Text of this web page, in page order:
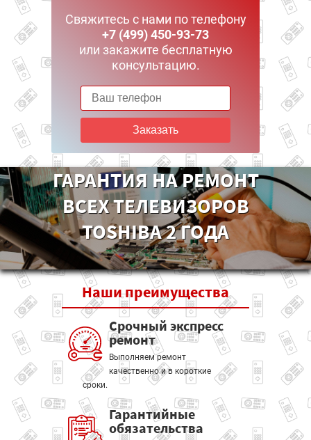
Свяжитесь с нами по телефону
+7 (499) 450-93-73
или закажите бесплатную
консультацию.
Заказать
ГАРАНТИЯ НА РЕМОНТ
ВСЕХ ТЕЛЕВИЗОРОВ
TOSHIBA 2 ГОДА
Нашипреимущества
Срочный экспресс
ремонт
Выполняем ремонт
качественно и в короткие
сроки.
Гарантийные
обязательства